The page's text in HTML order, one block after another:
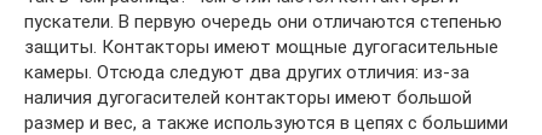
пускатели. В первую очередь они отличаются степенью
защиты. Контакторы имеют мощные дугогасительные
камеры. Отсюда следуют два других отличия: из-за
наличия дугогасителей контакторы имеют большой
размер и вес, а также используются в цепях с большими